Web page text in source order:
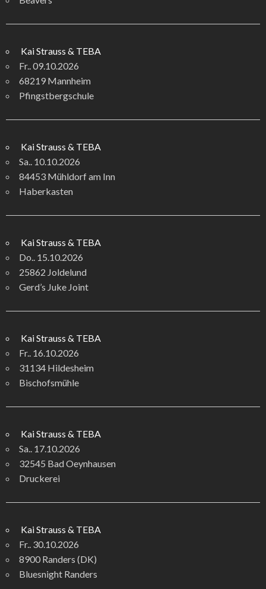
Kai Strauss & TEBA
Fr.. 09.10.2026
68219 Mannheim
Pfingstbergschule
Kai Strauss & TEBA
Sa.. 10.10.2026
84453 Mühldorf am Inn
Haberkasten
Kai Strauss & TEBA
Do.. 15.10.2026
25862 Joldelund
Gerd’s Juke Joint
Kai Strauss & TEBA
Fr.. 16.10.2026
31134 Hildesheim
Bischofsmühle
Kai Strauss & TEBA
Sa.. 17.10.2026
32545 Bad Oeynhausen
Druckerei
Kai Strauss & TEBA
Fr.. 30.10.2026
8900 Randers (DK)
Bluesnight Randers